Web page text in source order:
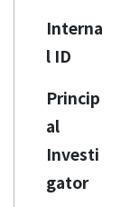
Interna
l ID
Princip
al
Investi
gator